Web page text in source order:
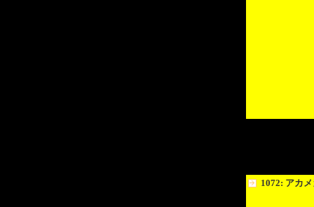
1072: アカ